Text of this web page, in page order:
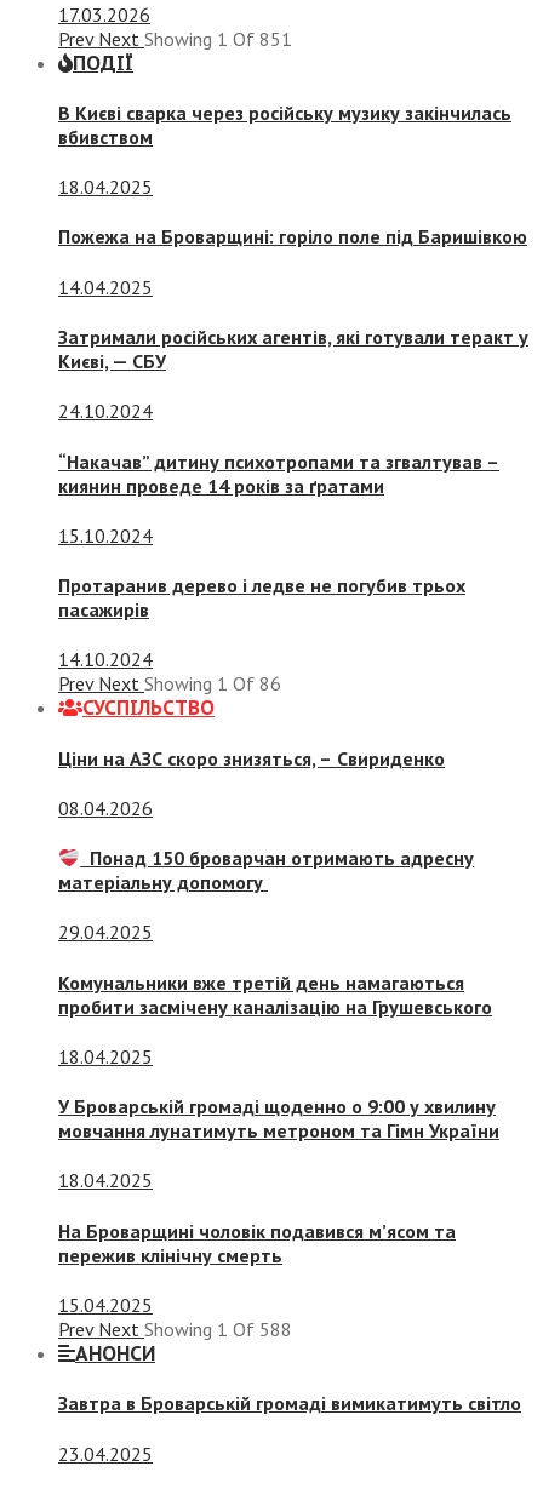
17.03.2026
Prev Next Showing 1 Of 851
ПОДІЇ
В Києві сварка через російську музику закінчилась
вбивством
18.04.2025
Пожежа на Броварщині: горіло поле під Баришівкою
14.04.2025
Затримали російських агентів, які готували теракт у
Києві, — СБУ
24.10.2024
“Накачав” дитину психотропами та згвалтував –
киянин проведе 14 років за ґратами
15.10.2024
Протаранив дерево і ледве не погубив трьох
пасажирів
14.10.2024
Prev Next Showing 1 Of 86
СУСПIЛЬСТВО
Ціни на АЗС скоро знизяться, – Свириденко
08.04.2026
Понад 150 броварчан отримають адресну
матеріальну допомогу
29.04.2025
Комунальники вже третій день намагаються
пробити засмічену каналізацію на Грушевського
18.04.2025
У Броварській громаді щоденно о 9:00 у хвилину
мовчання лунатимуть метроном та Гімн України
18.04.2025
На Броварщині чоловік подавився м’ясом та
пережив клінічну смерть
15.04.2025
Prev Next Showing 1 Of 588
АНОНСИ
Завтра в Броварській громаді вимикатимуть світло
23.04.2025